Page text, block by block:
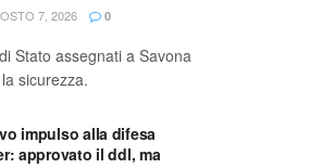
7, 2026 0
Stato assegnati a Savona
sicurezza.
impulso alla difesa
approvato il ddl, ma